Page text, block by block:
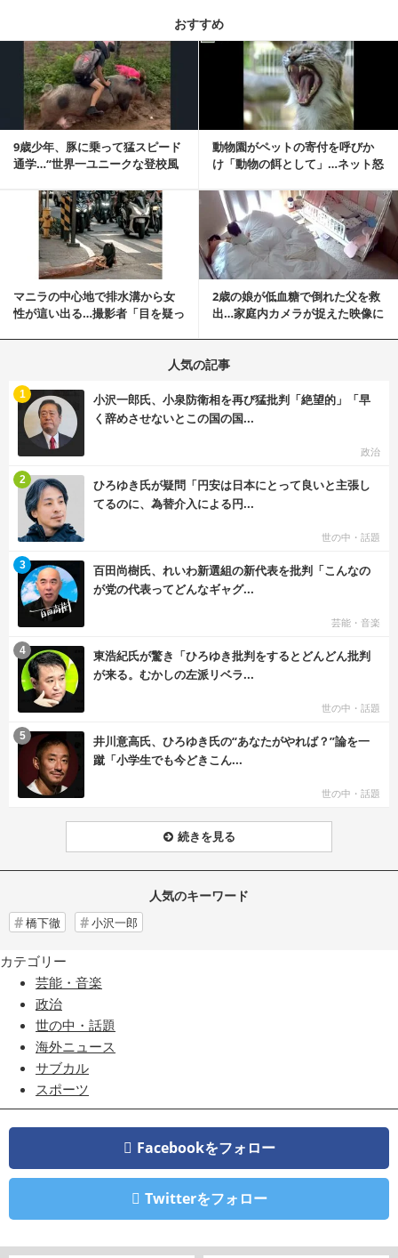
おすすめ
9歳少年、豚に乗って猛スピード
通学…“世界一ユニークな登校風
動物園がペットの寄付を呼びか
け「動物の餌として」…ネット怒
記事を読む
マニラの中心地で排水溝から女
性が這い出る…撮影者「目を疑っ
2歳の娘が低血糖で倒れた父を救
出…家庭内カメラが捉えた映像に
記事を読む
人気の記事
小沢一郎氏、小泉防衛相を再び猛批判「絶望的」「早
く辞めさせないとこの国の国...
政治
1
ひろゆき氏が疑問「円安は日本にとって良いと主張し
てるのに、為替介入による円...
世の中・話題
2
百田尚樹氏、れいわ新選組の新代表を批判「こんなの
が党の代表ってどんなギャグ...
芸能・音楽
3
東浩紀氏が驚き「ひろゆき批判をするとどんどん批判
が来る。むかしの左派リベラ...
世の中・話題
4
井川意高氏、ひろゆき氏の“あなたがやれば？”論を一
蹴「小学生でも今どきこん...
世の中・話題
5
続きを見る
人気のキーワード
橋下徹 小沢一郎
カテゴリー
芸能・音楽
政治
世の中・話題
海外ニュース
サブカル
スポーツ
Facebookをフォロー
Twitterをフォロー